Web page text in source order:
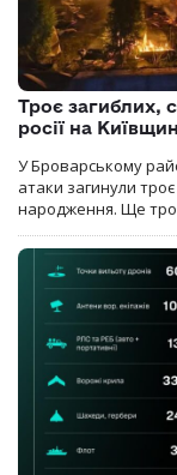
Троє загиблих,
росії на
У Броварському
атаки загинули
народження. Ще